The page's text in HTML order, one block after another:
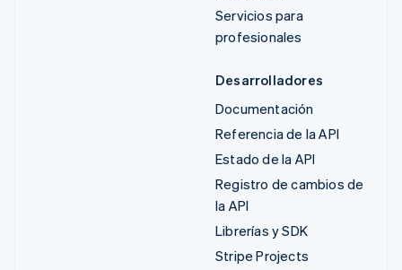
Servicios para
profesionales
Desarrolladores
Documentación
Referencia de la API
Estado de la API
Registro de cambios de
la API
Librerías y SDK
Stripe Projects